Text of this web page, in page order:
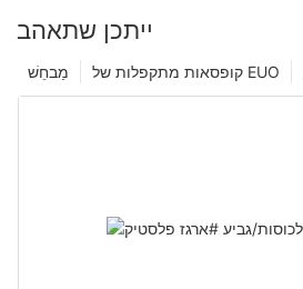
ייתכן שתאהב
קופסאות מתקפלות של EUO מַבחֵשׁ